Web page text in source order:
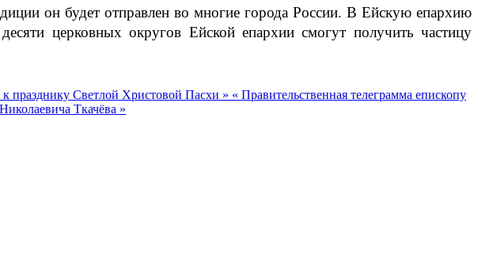
он будет отправлен во многие города России. В Ейскую епархию
церковных округов Ейской епархии смогут получить частицу
к празднику Светлой Христовой Пасхи » « Правительственная телеграмма епископу
Ткачёва »